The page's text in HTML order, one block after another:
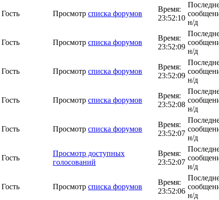
Гость Просмотр списка форумов
Время:
23:52:10
н/д
Гость Просмотр списка форумов
Время:
23:52:09
н/д
Гость Просмотр списка форумов
Время:
23:52:09
н/д
Гость Просмотр списка форумов
Время:
23:52:08
н/д
Гость Просмотр списка форумов
Время:
23:52:07
н/д
Гость
Просмотр доступных
голосований
Время:
23:52:07
н/д
Гость Просмотр списка форумов
Время:
23:52:06
н/д